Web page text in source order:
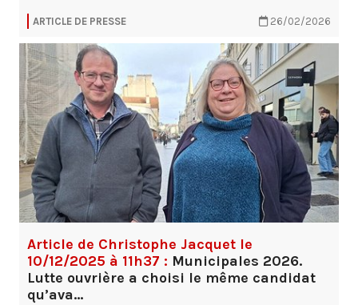
ARTICLE DE PRESSE 26/02/2026
Article de Christophe Jacquet le
10/12/2025 à 11h37 : Municipales 2026.
Lutte ouvrière a choisi le même candidat
qu’ava…